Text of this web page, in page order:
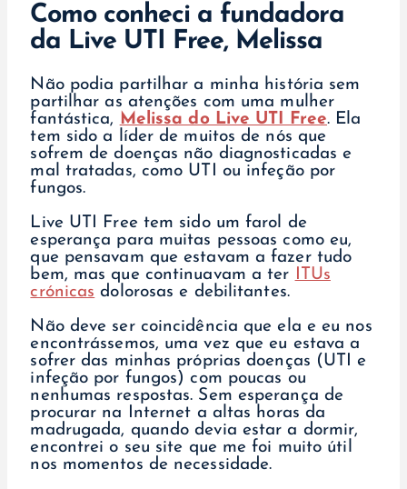
Como conheci a fundadora
da Live UTI Free, Melissa
Não podia partilhar a minha história sem
partilhar as atenções com uma mulher
fantástica,
Melissa do Live UTI Free. Ela
tem sido a líder de muitos de nós que
sofrem de doenças não diagnosticadas e
mal tratadas, como UTI ou infeção por
fungos.
Live UTI Free tem sido um farol de
esperança para muitas pessoas como eu,
que pensavam que estavam a fazer tudo
bem, mas que continuavam a ter
ITUs
crónicas dolorosas e debilitantes.
Não deve ser coincidência que ela e eu nos
encontrássemos, uma vez que eu estava a
sofrer das minhas próprias doenças (UTI e
infeção por fungos) com poucas ou
nenhumas respostas. Sem esperança de
procurar na Internet a altas horas da
madrugada, quando devia estar a dormir,
encontrei o seu site que me foi muito útil
nos momentos de necessidade.